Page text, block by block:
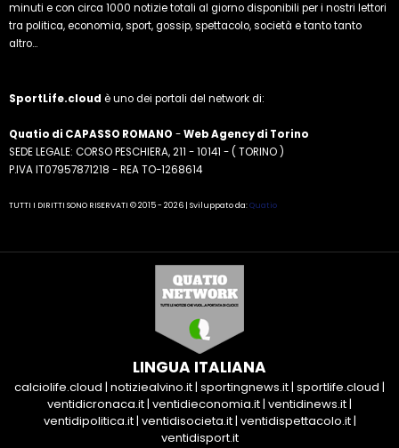
minuti e con circa 1000 notizie totali al giorno disponibili per i nostri lettori
tra politica, economia, sport, gossip, spettacolo, società e tanto tanto
altro...
SportLife.cloud è uno dei portali del network di:
Quatio di CAPASSO ROMANO -Web Agency di Torino
SEDE LEGALE: CORSO PESCHIERA, 211 - 10141 - ( TORINO )
P.IVA IT07957871218 - REA TO-1268614
TUTTI I DIRITTI SONO RISERVATI © 2015 - 2026 | Sviluppato da:Quatio
LINGUA ITALIANA
calciolife.cloud | notiziealvino.it| sportingnews.it| sportlife.cloud |
ventidicronaca.it| ventidieconomia.it| ventidinews.it|
ventidipolitica.it| ventidisocieta.it| ventidispettacolo.it|
ventidisport.it